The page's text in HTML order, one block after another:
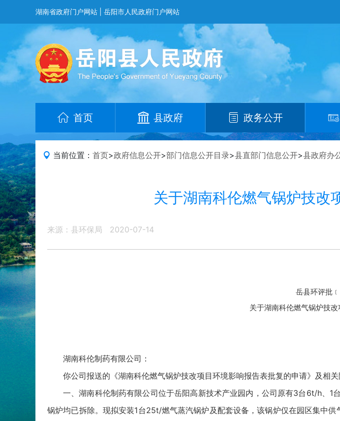
湖南省政府门户网站 岳阳市人民政府门户网站
首页 县政府 政务公开
当前位置： 首页>政府信息公开>部门信息公开目录>县直部门信息公开>县政府办
关于湖南科伦燃气锅炉技改
来源：县环保局 2020-07-14
岳县环评批
关于湖南科伦燃气锅炉技
湖南科伦制药有限公司：
你公司报送的《湖南科伦燃气锅炉技改项目环境影响报告表批复的申请》及相
一、湖南科伦制药有限公司位于岳阳高新技术产业园内，公司原有3台6t/h、
锅炉均已拆除。现拟安装1台25t/燃气蒸汽锅炉及配套设备，该锅炉仅在园区集中